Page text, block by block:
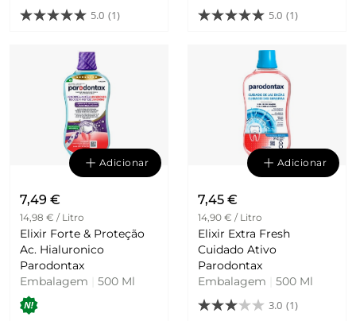
5.0 (1)
5.0 (1)
Adicionar
7,49 €
14,98 € / Litro
Elixir Forte & Proteção
Ac. Hialuronico
Parodontax
Embalagem
500 Ml
Adicionar
7,45 €
14,90 € / Litro
Elixir Extra Fresh
Cuidado Ativo
Parodontax
Embalagem
500 Ml
3.0 (1)